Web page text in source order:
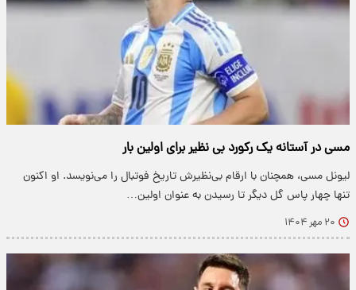
مسی در آستانه یک رکورد بی نظیر برای اولین بار
لیونل مسی، همچنان با ارقام بی‌نظیرش تاریخ فوتبال را می‌نویسد. او اکنون
تنها چهار پاس گل دیگر تا رسیدن به عنوان اولین…
۲۰ مهر ۱۴۰۴